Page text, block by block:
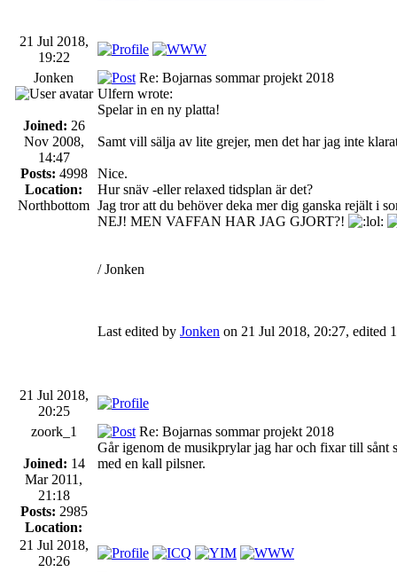
21 Jul 2018,
19:22
Jonken
Joined: 26
Nov 2008,
14:47
Posts: 4998
Location:
Northbottom
Re: Bojarnas sommar projekt 2018
Ulfern wrote:
Spelar in en ny platta!
Samt vill sälja av lite grejer, men det har jag inte
Nice.
Hur snäv -eller relaxed tidsplan är det?
Jag tror att du behöver deka mer dig ganska rejält i
NEJ! MEN VAFFAN HAR JAG GJORT?!
/ Jonken
Last edited by Jonken on 21 Jul 2018, 20:27, edited
21 Jul 2018,
20:25
zoork_1
Joined: 14
Mar 2011,
21:18
Posts: 2985
Location:
Re: Bojarnas sommar projekt 2018
Går igenom de musikprylar jag har och fixar till sånt
med en kall pilsner.
21 Jul 2018,
20:26